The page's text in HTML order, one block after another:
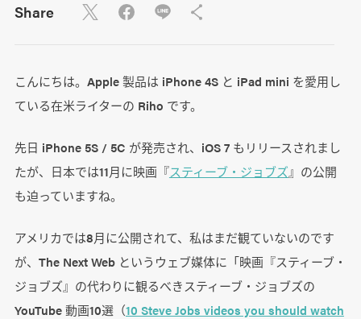
Share
こんにちは。Apple 製品は iPhone 4S と iPad mini を愛用し
ている在米ライターの Riho です。
先日 iPhone 5S / 5C が発売され、iOS 7 もリリースされまし
たが、日本では11月に映画『スティーブ・ジョブズ』の公開
も迫っていますね。
アメリカでは8月に公開されて、私はまだ観ていないのです
が、The Next Web というウェブ媒体に「映画『スティーブ・
ジョブズ』の代わりに観るべきスティーブ・ジョブズの
YouTube 動画10選（10 Steve Jobs videos you should watch